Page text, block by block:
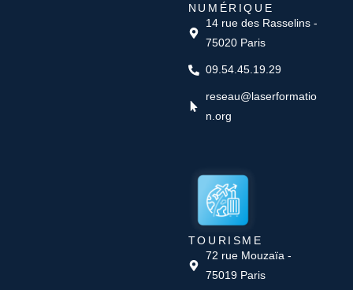
NUMÉRIQUE
14 rue des Rasselins -
75020 Paris
09.54.45.19.29
reseau@laserformatio
n.org
TOURISME
72 rue Mouzaïa -
75019 Paris